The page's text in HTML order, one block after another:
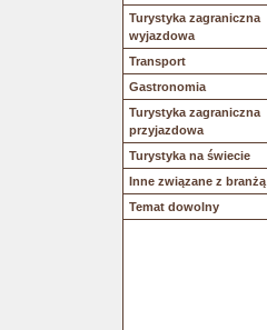
Turystyka zagraniczna
wyjazdowa
Transport
Gastronomia
Turystyka zagraniczna
przyjazdowa
Turystyka na świecie
Inne związane z branżą
Temat dowolny